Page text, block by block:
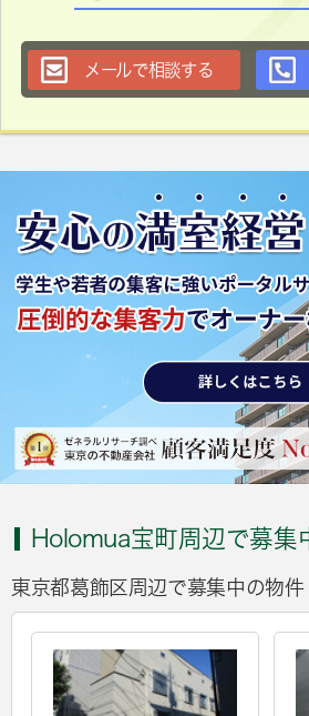
メールで相談する
Holomua宝町周辺で募集
東京都葛飾区周辺で募集中の物件